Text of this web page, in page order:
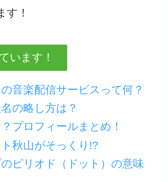
す！
います！
音楽配信サービスって何？
の略し方は？
プロフィールまとめ！
秋山がそっくり!?
ピリオド（ドット）の意味